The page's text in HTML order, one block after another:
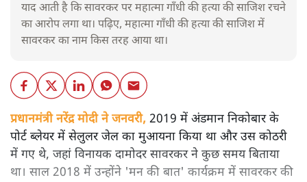
याद आती है कि सावरकर पर महात्मा गाँधी की हत्या की साजिश रचने
का आरोप लगा था। पढ़िए, महात्मा गाँधी की हत्या की साजिश में
सावरकर का नाम किस तरह आया था।
प्रधानमंत्री नरेंद्र मोदी ने जनवरी, 2019 में अंडमान निकोबार के
पोर्ट ब्लेयर में सेलुलर जेल का मुआयना किया था और उस कोठरी
में गए थे, जहां विनायक दामोदर सावरकर ने कुछ समय बिताया
था। साल 2018 में उन्होंने 'मन की बात' कार्यक्रम में सावरकर की